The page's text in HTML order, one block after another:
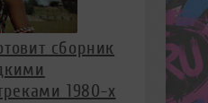
сборник
1980-х